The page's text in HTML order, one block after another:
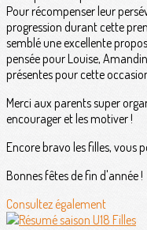
Pour récompenser leur
progression durant cette
semblé une excellente
pensée pour Louise,
présentes pour cette
Merci aux parents super
encourager et les motiver !
Encore bravo les filles, vous
Bonnes fêtes de fin d'année !
Consultez également